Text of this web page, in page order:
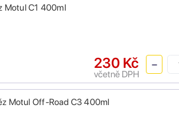
Motul C1 400ml
230 Kč
včetně DPH
Motul Off-Road C3 400ml